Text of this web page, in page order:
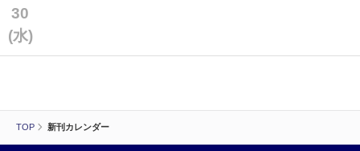
TOP 新刊カレンダー
30
(水)